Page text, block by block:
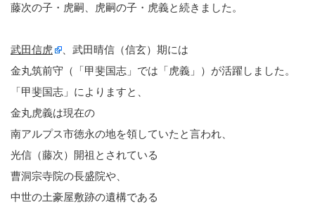
藤次の子・虎嗣、虎嗣の子・虎義と続きました。
武田信虎
、武田晴信（信玄）期には
金丸筑前守（「甲斐国志」では「虎義」）が活躍しました。
「甲斐国志」によりますと、
金丸虎義は現在の
南アルプス市徳永の地を領していたと言われ、
光信（藤次）開祖とされている
曹洞宗寺院の長盛院や、
中世の土豪屋敷跡の遺構である